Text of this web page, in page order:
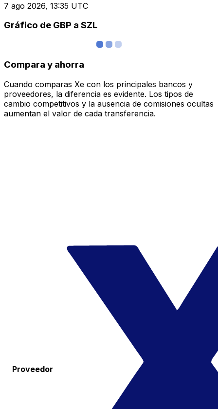
7 ago 2026, 13:35 UTC
Gráfico de GBP a SZL
Compara y ahorra
Cuando comparas Xe con los principales bancos y
proveedores, la diferencia es evidente. Los tipos de
cambio competitivos y la ausencia de comisiones ocultas
aumentan el valor de cada transferencia.
Proveedor